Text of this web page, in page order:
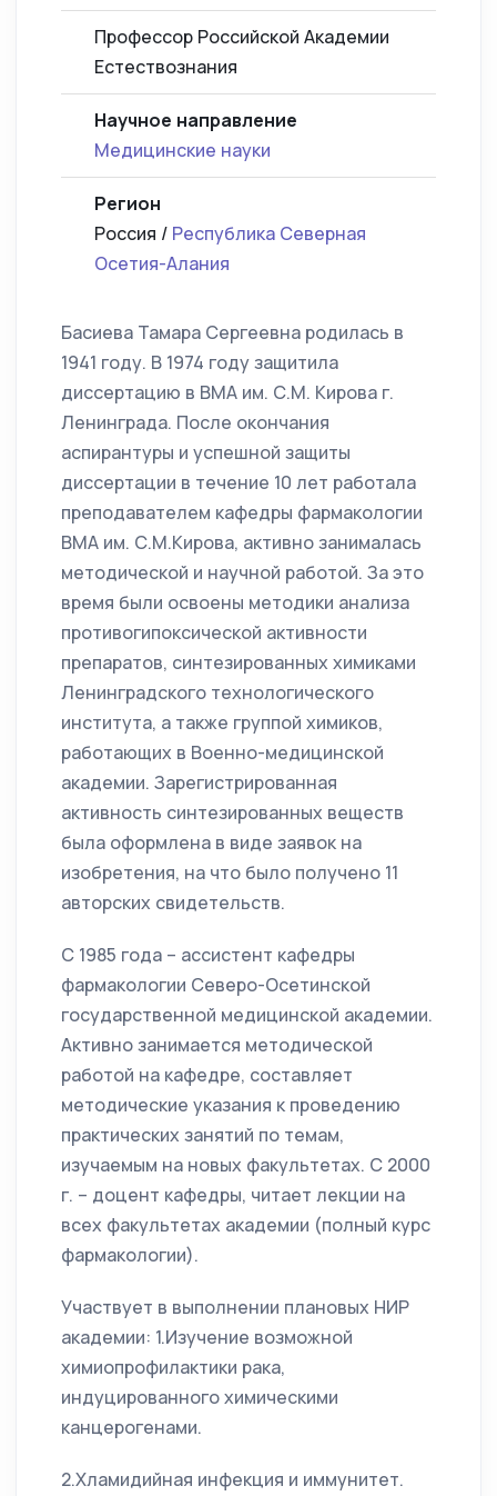
Профессор Российской Академии
Естествознания
Научное направление
Медицинские науки
Регион
Россия / Республика Северная
Осетия-Алания
Басиева Тамара Сергеевна родилась в
1941 году. В 1974 году защитила
диссертацию в ВМА им. С.М. Кирова г.
Ленинграда. После окончания
аспирантуры и успешной защиты
диссертации в течение 10 лет работала
преподавателем кафедры фармакологии
ВМА им. С.М.Кирова, активно занималась
методической и научной работой. За это
время были освоены методики анализа
противогипоксической активности
препаратов, синтезированных химиками
Ленинградского технологического
института, а также группой химиков,
работающих в Военно-медицинской
академии. Зарегистрированная
активность синтезированных веществ
была оформлена в виде заявок на
изобретения, на что было получено 11
авторских свидетельств.
С 1985 года – ассистент кафедры
фармакологии Северо-Осетинской
государственной медицинской академии.
Активно занимается методической
работой на кафедре, составляет
методические указания к проведению
практических занятий по темам,
изучаемым на новых факультетах. С 2000
г. – доцент кафедры, читает лекции на
всех факультетах академии (полный курс
фармакологии).
Участвует в выполнении плановых НИР
академии: 1.Изучение возможной
химиопрофилактики рака,
индуцированного химическими
канцерогенами.
2.Хламидийная инфекция и иммунитет.